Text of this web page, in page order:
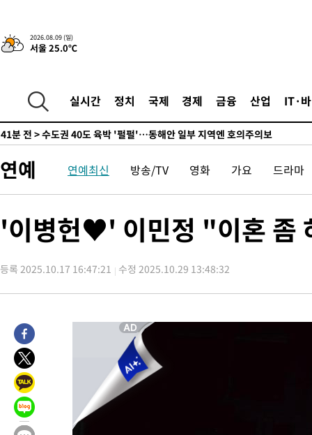
2026.08.09 (일)
서울 25.0℃
실시간 정치 국제 경제 금융 산업 IT·
宋 10.17%
-4743초 전 >이강인 "아틀레티코 이적 기뻐…등번호 7번 의미보단 팀 위해
-4678초 전 >[속보]與 당대표 경선, 제주·인천 권리당원 투표 김민석 승리
37분 전 >[속보]이강인 "감독님이 원하는 마음 느꼈고, 많은 트로피 원해 아
코 이적"
수도권 40도 육박 '펄펄'…동해안 일부 지역엔 호의주의보
58분 전 >온열질환 사망자 3명 늘어…누적 환자 3000명 돌파
3시간 전 >
백운산서 80년근 천종산삼 9뿌리 발견…감정가 1.3억원
4시간 전 >선재도서 해루질 나섰다 실종 60대, 닷새 만에 숨진 채 발견
5시간 전 >여수 오동도 해상서 모터보트 전복…1명 사망·1명 실종
날씨]
7시간 전 >축구협회 "압수수색·성접대 논란 사과…쇄신의 기회로 삼겠다"
7시간 전 >[속보]'압수수색·성접대 논란' 축구협회 "실망과 걱정 안겨드려
12시간 전 >
[속보]뉴욕증시 상승 마감…S&P 0.6% 나스닥 1.3%↑
-14947초 전 >
이란 "호르무즈 재개방 합의 근접…美 배상 선행돼야"
-5994초 전 >
[속보]與최고위원 제주·인천 순회경선…박선원·최민희·서미
민수·김용 순
-5947초 전 >
[속보]김민석, 與 전대 당원투표 누적 득표율 45.42%로 1위…
래 44.56%
-5229초 전 >
[속보]與 대표 경선 제주·인천 당원투표…金 47.75%·鄭
宋 10.17%
-4763초 전 >
이강인 "아틀레티코 이적 기뻐…등번호 7번 의미보단 팀 위해
연예 연예최신 방송/TV 영화 가요 드라마
'이병헌♥' 이민정 "이혼 좀
등록 2025.10.17 16:47:21 수정 2025.10.29 13:48:32